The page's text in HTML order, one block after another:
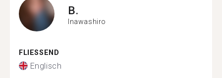
B.
Inawashiro
FLIESSEND
Englisch